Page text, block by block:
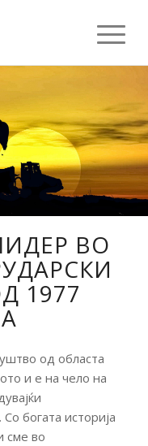
ВО
1977
од областа
и е на чело на
богата историја
сме во